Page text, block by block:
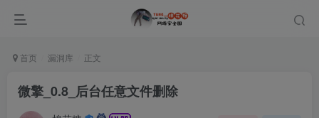
首页 漏洞库 正文
微擎_0.8_后台任意文件删除